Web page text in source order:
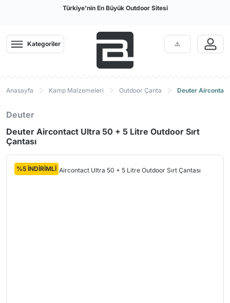
Türkiye'nin En Büyük Outdoor Sitesi
Kategoriler
Anasayfa Kamp Malzemeleri Outdoor Çanta Deuter Aircontact
Deuter
Deuter Aircontact Ultra 50 + 5 Litre Outdoor Sırt
Çantası
%5 İNDİRİMLİ